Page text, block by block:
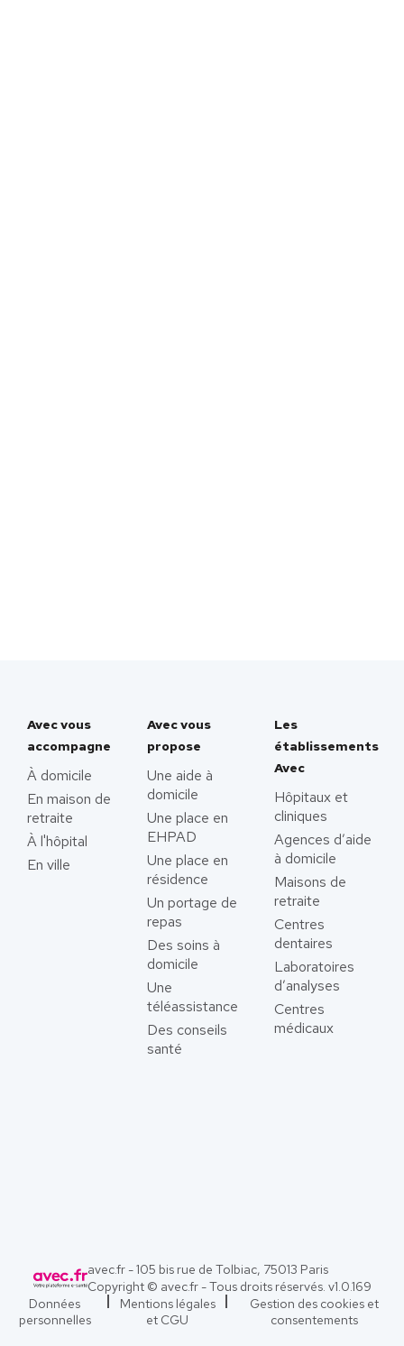
Avec vous
accompagne
À domicile
En maison de
retraite
À l'hôpital
En ville
Avec vous
propose
Une aide à
domicile
Une place en
EHPAD
Une place en
résidence
Un portage de
repas
Des soins à
domicile
Une
téléassistance
Des conseils
santé
Les
établissements
Avec
Hôpitaux et
cliniques
Agences d’aide
à domicile
Maisons de
retraite
Centres
dentaires
Laboratoires
d’analyses
Centres
médicaux
avec.fr - 105 bis rue de Tolbiac, 75013 Paris
Copyright © avec.fr - Tous droits réservés. v1.0.169
Données
personnelles
Mentions légales
et CGU
Gestion des cookies et
consentements